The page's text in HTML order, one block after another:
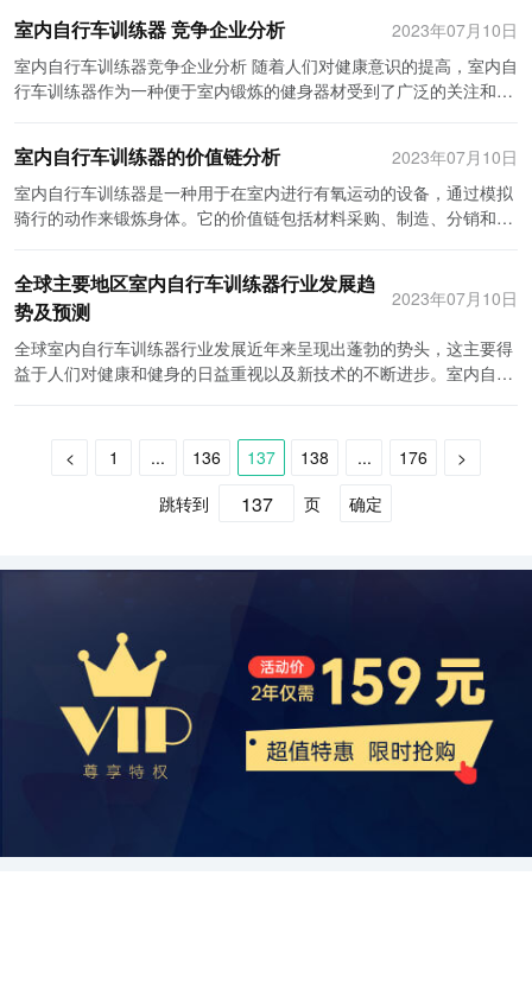
树立厂商的良好形象，并且提供后续销售的机会。 综上所述，摄影和
影印设备的价值链涵盖了供应链、产品研发、生产制造、市场销售和
售后服务等环节。通过对这些环节进行有序的管理和协调，可以实现
设备的高效生产和销售，提高设备的竞争力和市场占有率。同时，持
企业的可持续发展。
会减少，但仍然会有稳定的市场需求。影印设备市场将受到数字化和
影和影印设备消费状况和需求预测表明，智能手机已经成为主要的摄
影工具，传统相机市场可能会减少，但高端相机市场仍然有稳定需
场需求。未来，消费者的需求将更加倾向于便捷性和高质量的摄影和
影印体验，而制造商需要关注这些需要，并不断创新和改进产品，以
满足不同层次和群体的需求。
及给传统相机制造商带来了竞争压力。许多人选择使用智能手机来拍
摄照片，而无需购买单独的相机设备。此外，相机技术的不断改进也
降低了参与该市场的进入门槛，使竞争更加激烈。 其次，影印设备市
场的竞争日益激烈，许多新进入者试图通过提供廉价和高质量的设备
了挑战，许多公司正在使用电子文档和云存储来替代纸质复印需求。
尽管如此，全球主要地区摄影和影印设备行业仍然具有巨大的发展潜
力。首先，摄影行业将继续受益于人们对美好生活的追求和社交媒体
的流行。高质量照片和视频的需求将持续增长，为摄影设备提供了巨
但仍然有许多机构和企业仍然需要大量的纸质复印服务，为影印设备
提供了稳定的市场需求。 在未来几年，全球摄影和影印设备行业的发
展将受到技术创新和市场需求的驱动。传统相机制造商需要通过提供
高质量的新品和不断创新来保持竞争优势。影印设备制造商需要提供
更加高效和环保的设备来满足市场需求。此外，数字化技术的发展也
们对图像和纸质资料的需求不断增加，摄影和影印设备市场将继续呈
现出稳步增长的趋势。然而，竞争日益激烈和数字化办公室的普及也
给行业带来了一定的压力。未来几年，技术创新和市场需求将成为行
随其后的是日本、美国和德国等发达国家。 在产值方面，全球摄影和
影印设备的产值也在稳步增长。高端产品和创新技术的推出不断推动
着摄影和影印设备市场的发展。根据市场研究，2019年全球摄影和影
复印机和激光打印机等产品的销售占据了全球摄影和影印设备市场的
重要份额。 在全球摄影和影印设备市场的竞争格局方面，主要企业包
括日本的佳能、尼康和理光，美国的惠普和柯尼卡美能达，以及德国
在摄影领域的市场占有率较高，其产品的高质量和技术领先地位使其
成为摄影爱好者们的首选品牌。而惠普和柯尼卡美能达等企业则在影
印设备领域中处于领先地位，其高速和高精度的设备在市场上具有竞
争优势。 此外，新兴市场的企业也逐渐崭露头角。中国的小米、华为
和OPPO等企业在手机摄影领域中崭露头角，其高像素和多功能的摄
NOVATEC等企业也在摄影和影印设备领域中表现出良好的市场竞争
继续推动市场的发展，同时新兴市场的企业也将在全球市场中占据越
业和消费者来说都至关重要。在本文中，我们将探讨全球摄影和影印
设备的供需状况，并预测未来的发展趋势。 当前，全球摄影设备市场
呈现出增长的趋势。随着社交媒体和数字内容的兴起，越来越多的人
开始关注摄影。此外，旅游和体验经济的盛行也推动了摄影设备市场
品，以满足不同消费者的需求。这种竞争推动了设备的创新和功能的
改进。例如，高像素、轻便和智能化功能成为了消费者们关注的焦
点。 同时，影印设备市场也在不断发展。虽然数字化技术的兴起使得
对较小，但影印设备市场的需求相对稳定。 未来，摄影设备市场的增
长仍然有望持续。人们对摄影的兴趣不断增长，社交媒体的发展也为
摄影设备市场提供了更多的发展机会。此外，新兴市场的崛起也将推
动摄影设备市场的扩张。例如，中国和印度等国家的摄影爱好者正在
成为摄影设备市场的重要消费群体。 相比之下，影印设备市场的增长
倾向于使用电子文档和云存储，而非纸质文件。这种趋势可能导致影
印设备的需求进一步下降。然而，特定行业和地区仍然需要影印设备
摄影和影印设备市场呈现出不同的供需状况。摄影设备市场正处于增
室内自行车训练器 竞争企业分析
2023年07月10日
室内自行车训练器竞争企业分析 随着人们对健康意识的提高，室内自
行车训练器作为一种便于室内锻炼的健身器材受到了广泛的关注和追
能够在这个蓬勃发展的市场中获得一席之地。本文将对几家知名的室
内自行车训练器企业进行分析，以便更好地了解和把握市场竞争态
势。 相对于传统的室内自行车，如普通固定自行车或者自带电阻的自
行车，现代的室内自行车训练器在机构设计、阻力调节和用户体验等
Wahoo Fitness和Tacx。 Wahoo Fitness是一家专注于室内自行车训
练器和相关产品的生产和销售的企业。该企业的室内自行车训练器采
用了革命性的技术创新，如KICKR智能阻力系统和无飞轮设计，能够
提供更贴近真实骑行的体验。此外，Wahoo Fitness还推出了配套的
训练软件和应用程序，使用户可以更加个性化地进行锻炼和训练。这
Tacx是另一家备受消费者青睐的室内自行车训练器企业。该企业的室
内自行车训练器以其稳定性和真实感而闻名，深受专业骑行爱好者的
能够连接虚拟骑行平台的产品，使用户可以在室内享受仿真的骑行体
的知名度和影响力。 除了这两家企业以外，还有其他一些在室内自行
器通过触摸屏和在线课程帮助用户进行个性化的锻炼。NordicTrack
是一家拥有悠久历史的运动器材制造商，其室内自行车训练器则采用
了高效的磁控变阻技术，提供了丰富的训练模式和互联网连接功能。
总的来说，室内自行车训练器市场竞争激烈，每个企业都有自己的特
点和优势。Wahoo Fitness和Tacx以创新和技术为核心竞争力，不断
推出新产品和服务；Peloton和NordicTrack则注重用户体验和在线服
务。随着市场的进一步发展和消费者需求的变化，这些企业将面临着
室内自行车训练器的价值链分析
2023年07月10日
室内自行车训练器是一种用于在室内进行有氧运动的设备，通过模拟
骑行的动作来锻炼身体。它的价值链包括材料采购、制造、分销和售
节。这包括采购金属材料、塑料零件和电子元器件等必要的原材料。
供应商的选择、质量控制和采购成本的优化是这个环节的关键因素。
接下来是制造环节。在这一环节中，将原材料进行加工、组装和测
试，最终制造出可用的室内自行车训练器。制造过程需要高精度的加
工设备和技术，以确保产品的质量和性能。 分销是室内自行车训练器
式。分销价格的确定、市场推广和渠道管理影响着产品在市场上的销
售情况。 最后是售后服务环节。在用户购买室内自行车训练器后，他
们可能需要提供保修、维修和技术支持等售后服务。一个良好的售后
服务可提高用户满意度，增加客户忠诚度。 在室内自行车训练器的整
质量和供应稳定性，制造环节保证产品的质量和性能，分销环节将产
除了这些环节外，室内自行车训练器的价值链还包括研发和设计等前
期环节。研发和设计是开发新产品或不断改进现有产品的关键环节，
它们为整个价值链的运作提供了创新和动力。 总而言之，室内自行车
训练器的价值链涵盖了材料采购、制造、分销和售后服务等多个环
节。每个环节都对产品质量、市场竞争力和用户满意度起着重要影
响。通过有效地管理和协调每个环节，可以提高产品的质量和效率，
全球主要地区室内自行车训练器行业发展趋
势及预测
2023年07月10日
全球室内自行车训练器行业发展近年来呈现出蓬勃的势头，这主要得
益于人们对健康和健身的日益重视以及新技术的不断进步。室内自行
练器行业发展的重要驱动力。近些年来，虚拟现实（VR）和增强现
实（AR）等新技术的应用不断推动着室内自行车训练器的创新。通
过在训练期间提供身临其境的体验，VR和AR技术可以极大地增强用
手机或平板电脑连接到互联网，实时监控自己的训练进度和数据，与
健康和健身，但由于时间和空间的限制，室内健身设备逐渐成为现代
人健身的首选。而室内自行车训练器则成为了一种便捷且高效的锻炼
方式。相比传统的健身器械，室内自行车训练器不受天气和地点限
制，用户可以随时随地进行锻炼，尤其适合忙碌的现代人。因此，随
着健身意识的不断提高，室内自行车训练器的需求将持续增长。 第
三，市场需求的多样化将推动室内自行车训练器行业的发展。室内自
< 1 ... 136 137 138 ... 176
>
跳转到
页 确定